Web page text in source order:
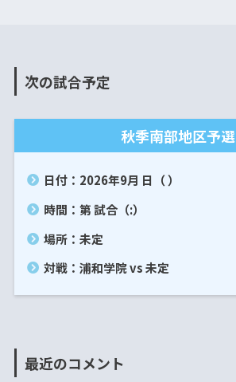
次の試合予定
秋季南部地区予選
日付：2026年9月 日（ ）
時間：第 試合（:）
場所：未定
対戦：浦和学院 vs 未定
最近のコメント